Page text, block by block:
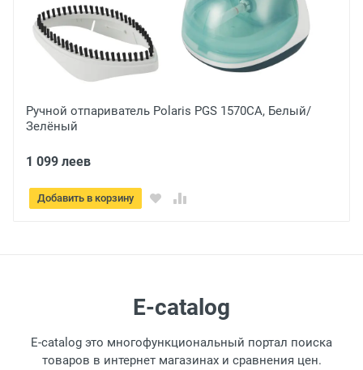
Отправить
Ручной отпариватель Polaris PGS 1570CA, Белый/
Зелёный
1 099 леев
Добавить в корзину
E-catalog
E-catalog это многофункциональный портал поиска
товаров в интернет магазинах и сравнения цен.